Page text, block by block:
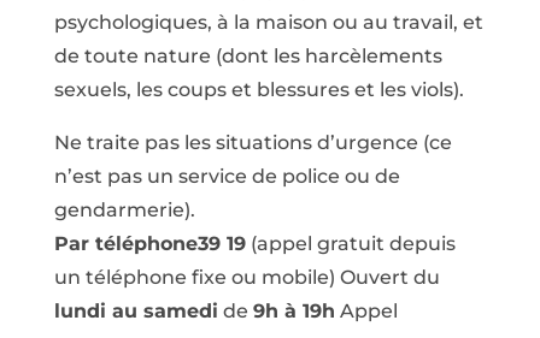
psychologiques, à la maison ou au travail, et
de toute nature (dont les harcèlements
sexuels, les coups et blessures et les viols).
Ne traite pas les situations d’urgence (ce
n’est pas un service de police ou de
gendarmerie).
Par téléphone39 19(appel gratuit depuis
un téléphone fixe ou mobile) Ouvert du
lundi au samedi de 9h à 19h Appel